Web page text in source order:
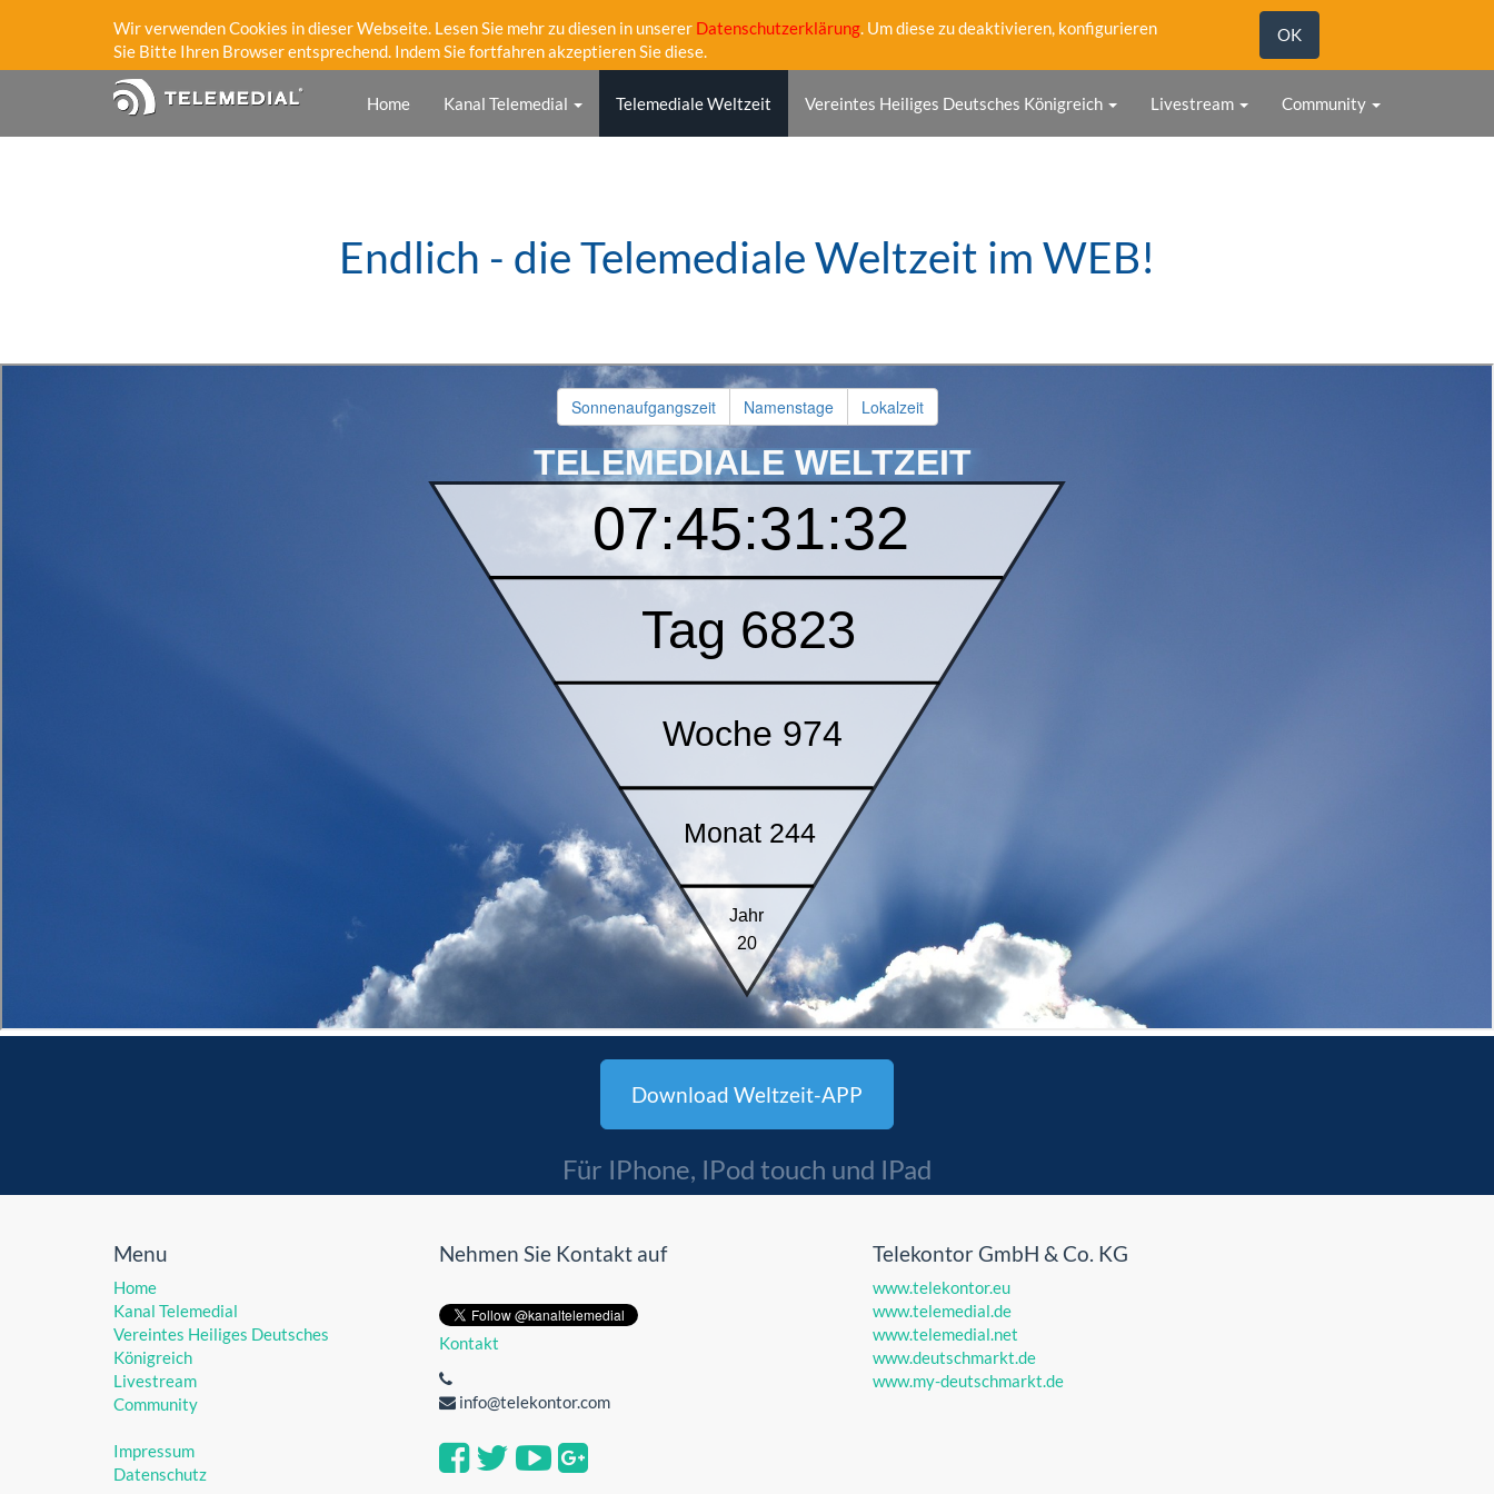
Wir verwenden Cookies in dieser Webseite. Lesen Sie mehr zu diesen in unserer Datenschutzerklärung. Um diese zu deaktivieren, konfigurieren
Sie Bitte Ihren Browser entsprechend. Indem Sie fortfahren akzeptieren Sie diese.
OK
Home Kanal Telemedial Telemediale Weltzeit Vereintes Heiliges Deutsches Königreich Livestream Community
Endlich - die Telemediale Weltzeit im WEB!
Download Weltzeit-APP
Für IPhone, IPod touch und IPad
Menu
Home
Kanal Telemedial
Vereintes Heiliges Deutsches
Königreich
Livestream
Community
Impressum
Datenschutz
Nehmen Sie Kontakt auf
Kontakt
info@telekontor.com
Telekontor GmbH & Co. KG
www.telekontor.eu
www.telemedial.de
www.telemedial.net
www.deutschmarkt.de
www.my-deutschmarkt.de